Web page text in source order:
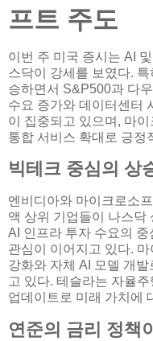
프트 주도
이번 주 미국 증시는 AI
스닥이 강세를 보였다.
승하면서 S&P500과 다
수요 증가와 데이터센터
이 집중되고 있으며, 마
통합 서비스 확대로 긍정
빅테크 중심의 상
엔비디아와 마이크로소
액 상위 기업들이 나스닥
AI 인프라 투자 수요의
관심이 이어지고 있다.
강화와 자체 AI 모델 개발
고 있다. 테슬라는 자율
업데이트로 미래 가치에
연준의 금리 정책